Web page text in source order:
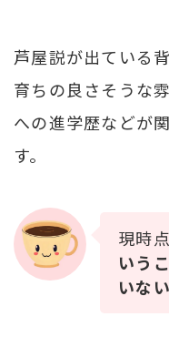
芦屋説が出ている
育ちの良さそうな
への進学歴などが
す。
現時
いう
いない